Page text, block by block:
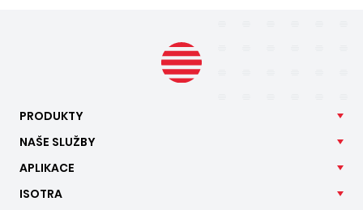
PRODUKTY
NAŠE SLUŽBY
APLIKACE
ISOTRA